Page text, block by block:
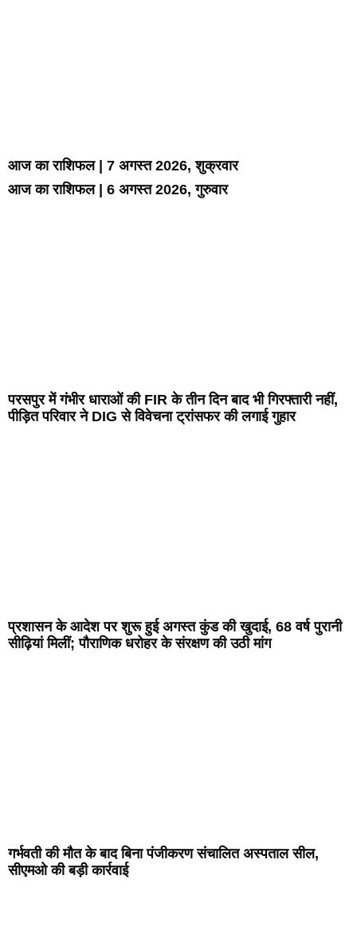
आज का राशिफल | 7 अगस्त 2026, शुक्रवार
आज का राशिफल | 6 अगस्त 2026, गुरुवार
परसपुर में गंभीर धाराओं की FIR के तीन दिन बाद भी गिरफ्तारी नहीं,
पीड़ित परिवार ने DIG से विवेचना ट्रांसफर की लगाई गुहार
प्रशासन के आदेश पर शुरू हुई अगस्त कुंड की खुदाई, 68 वर्ष पुरानी
सीढ़ियां मिलीं; पौराणिक धरोहर के संरक्षण की उठी मांग
गर्भवती की मौत के बाद बिना पंजीकरण संचालित अस्पताल सील,
सीएमओ की बड़ी कार्रवाई